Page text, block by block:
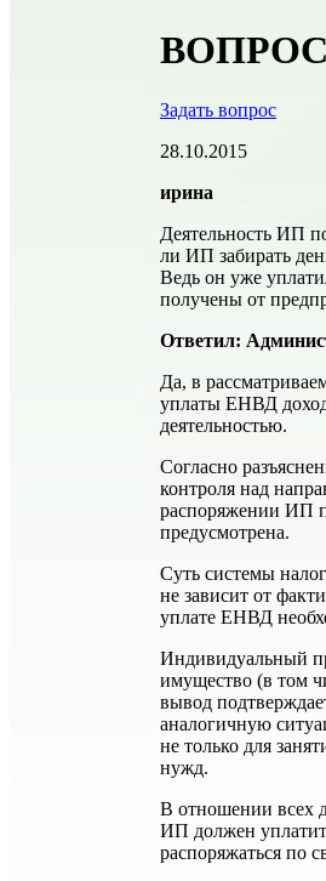
Задать вопрос
28.10.2015
ирина
Деятельность ИП
ли ИП забирать
Ведь он уже
получены от
Ответил:
Да, в
уплаты ЕНВД
деятельностью.
Согласно
контроля над
распоряжении ИП
предусмотрена.
Суть системы
не зависит от
уплате ЕНВД
Индивидуальный
имущество (в том
вывод
аналогичную
не только для
нужд.
В отношении всех
ИП должен
распоряжаться по